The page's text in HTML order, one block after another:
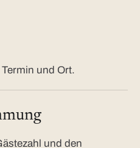
und Ort.
und den